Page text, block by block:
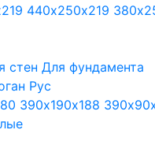
440х250х219
стен Для фундамента
Рус
390х190х188